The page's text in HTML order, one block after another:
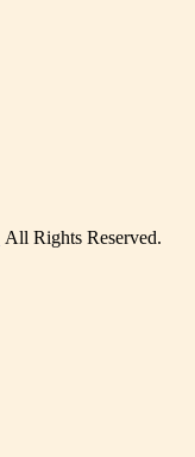
All Rights Reserved.